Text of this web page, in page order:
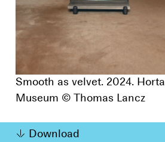
Smooth as velvet. 2024. Horta
Museum © Thomas Lancz
Download